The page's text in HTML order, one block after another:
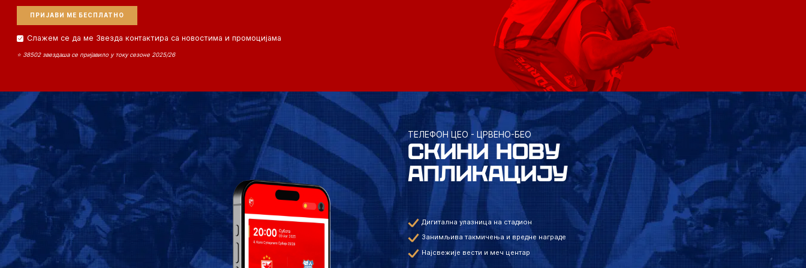
Слажем се да ме Звезда контактира са новостима и промоцијама
⭐ 38502 звездаша се пријавило у току сезоне 2025/26
ТЕЛЕФОН ЦЕО - ЦРВЕНО-БЕО
СКИНИ НОВУ
АПЛИКАЦИЈУ
Дигитална улазница на стадион
Занимљива такмичења и вредне награде
Најсвежије вести и меч центар